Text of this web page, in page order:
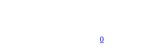
0